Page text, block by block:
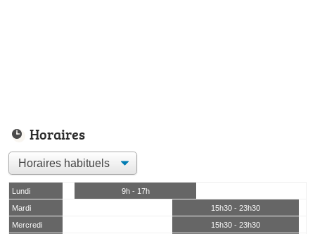
Horaires
Lundi
9h - 17h
Mardi
15h30 - 23h30
Mercredi
15h30 - 23h30